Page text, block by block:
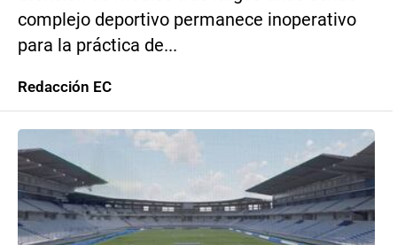
complejo deportivo permanece inoperativo
para la práctica de...
Redacción EC